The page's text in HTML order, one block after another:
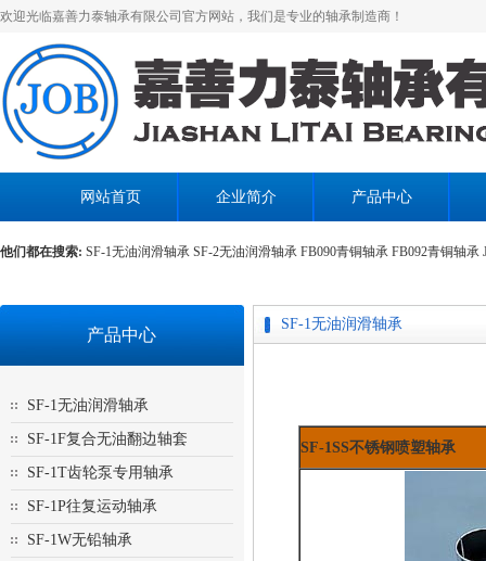
欢迎光临嘉善力泰轴承有限公司官方网站，我们是专业的轴承制造商！
网站首页 企业简介 产品中心
他们都在搜索: SF-1无油润滑轴承 SF-2无油润滑轴承 FB090青铜轴承 FB092青铜轴承
产品中心
SF-1无油润滑轴承
SF-1F复合无油翻边轴套
SF-1T齿轮泵专用轴承
SF-1P往复运动轴承
SF-1W无铅轴承
SF-1无油润滑轴承
SF-1SS不锈钢喷塑轴承